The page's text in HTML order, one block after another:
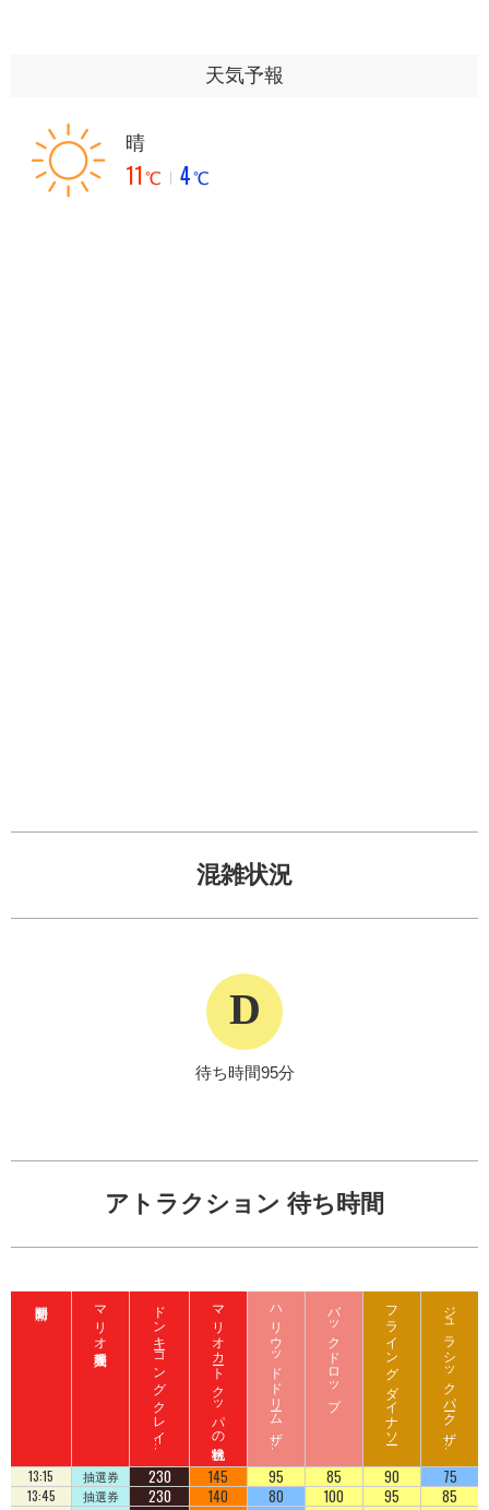
天気予報
晴
11℃ 4℃
混雑状況
D
待ち時間95分
アトラクション 待ち時間
マリオ入場整理券 ド
ン
キ
ーコ
ン
グ
ク
レ
イ
ジ
ート
ロ
ッ
コ
マリオカート クッパの挑戦状 ハ
リ
ウ
ッ
ド
ド
リ
ーム
ザ
ラ
イ
ド
バックドロップ フライング ダイナソー ジ
ュ
ラ
シ
ッ
ク
パ
ーク
ザ
ラ
イ
ド
13:15 抽選券 230 145 95 85 90 75
13:45 抽選券 230 140 80 100 95 85